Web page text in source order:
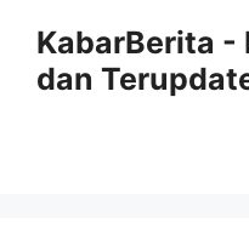
KabarBerita -
dan